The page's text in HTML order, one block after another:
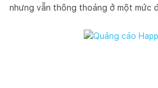
nhưng vẫn thông thoáng ở một mức